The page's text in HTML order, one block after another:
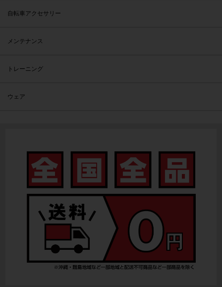
自転車アクセサリー
メンテナンス
トレーニング
ウェア